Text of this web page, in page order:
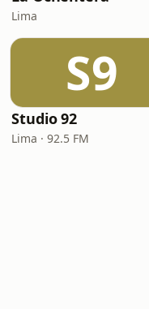
Lima
S9
Studio 92
Lima · 92.5 FM